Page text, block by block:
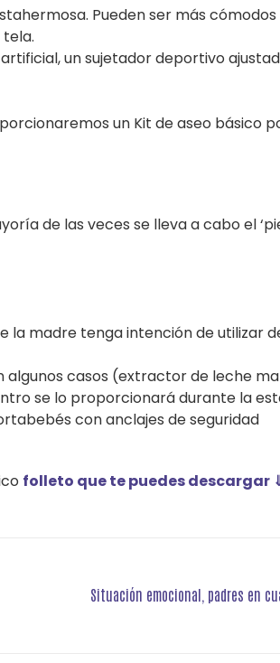
Pueden ser más
un sujetador deportivo
un Kit de aseo básico
de las veces se lleva a cabo el
la madre tenga intención de utilizar
casos (extractor de leche
se lo proporcionará durante la
con anclajes de seguridad
folleto que te puedes descargar
Situación emocional, padres en